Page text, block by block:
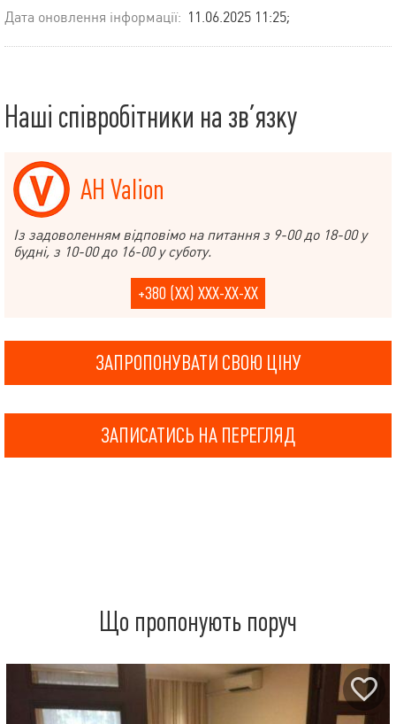
Дата оновлення інформації: 11.06.2025 11:25;
Наші співробітники на зв’язку
АН Valion
Із задоволенням відповімо на питання з 9-00 до 18-00 у
будні, з 10-00 до 16-00 у суботу.
+380 (XX) XXX-XX-XX
ЗАПРОПОНУВАТИ СВОЮ ЦІНУ
ЗАПИСАТИСЬ НА ПЕРЕГЛЯД
Що пропонують поруч